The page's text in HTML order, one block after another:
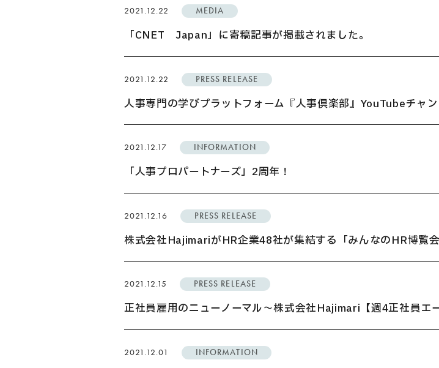
MEMBERS
CAREERS
CONTACT
Privacy Policy
Security Action
2021.12.22 MEDIA
「CNET Japan」に寄稿記事が掲載されました。
2021.12.22 PRESS RELEASE
人事専門の学びプラットフォーム『人事倶楽部』YouTubeチャ
2021.12.17 INFORMATION
「人事プロパートナーズ」2周年！
2021.12.16 PRESS RELEASE
株式会社HajimariがHR企業48社が集結する「みんなのHR博覧
2021.12.15 PRESS RELEASE
正社員雇用のニューノーマル〜株式会社Hajimari【週4正社員エ
2021.12.01 INFORMATION